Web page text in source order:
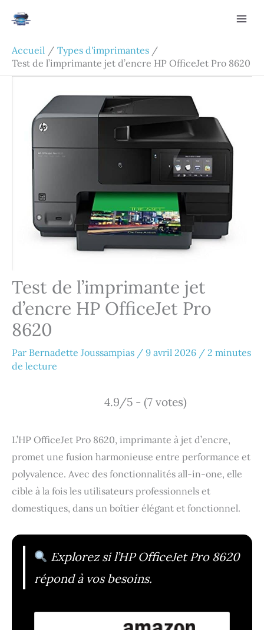
Accueil
Types d'imprimantes
Test de l’imprimante jet d’encre HP OfficeJet Pro 8620
Test de l’imprimante jet
d’encre HP OfficeJet Pro
8620
Par Bernadette Joussampias / 9 avril 2026 / 2 minutes
de lecture
4.9/5 - (7 votes)
L’HP OfficeJet Pro 8620, imprimante à jet d’encre,
promet une fusion harmonieuse entre performance et
polyvalence. Avec des fonctionnalités all-in-one, elle
cible à la fois les utilisateurs professionnels et
domestiques, dans un boîtier élégant et fonctionnel.
Explorez si l’HP OfficeJet Pro 8620
répond à vos besoins.
Rechercher